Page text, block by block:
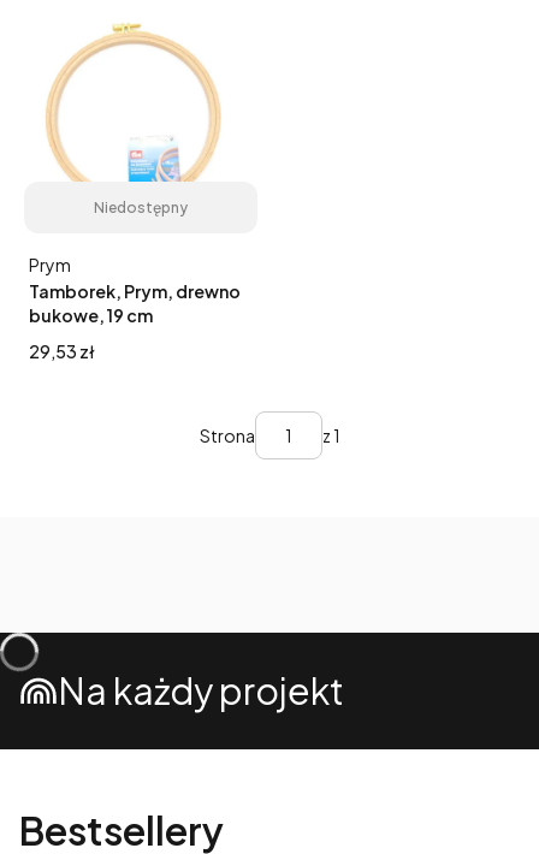
Niedostępny
Tamborek, Prym, drewno
bukowe, 19 cm
Producent
Prym
Cena
29,53 zł
Strona z 1
Na każdy projekt
Bestsellery